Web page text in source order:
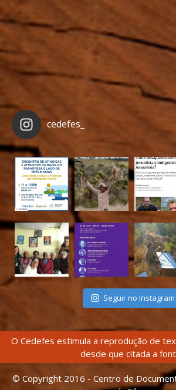
cedefes_
Seguir no Instagram
O Cedefes estimula a reprodução de
desde que citada a
© Copyright 2016 - Centro de